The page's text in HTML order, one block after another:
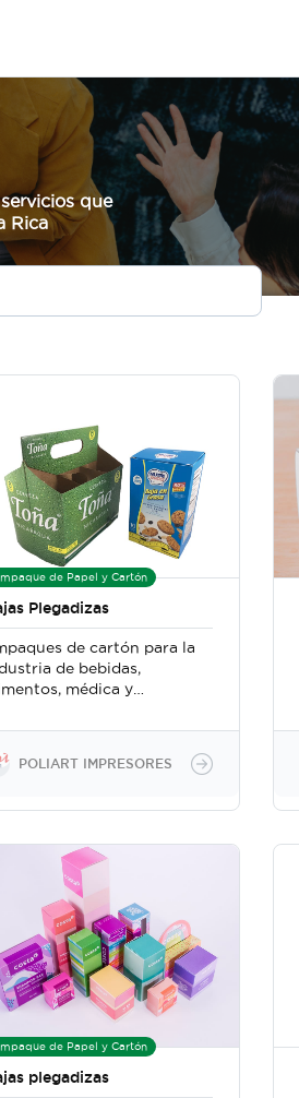
que
Rica
de Papel y Cartón
Plegadizas
de cartón para la
de bebidas,
médica y
POLIART IMPRESORES
de Papel y Cartón
plegadizas